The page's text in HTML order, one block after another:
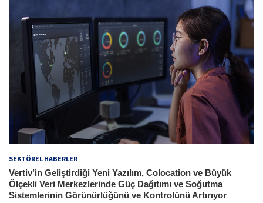
SEKTÖREL HABERLER
Vertiv’in Geliştirdiği Yeni Yazılım, Colocation ve Büyük
Ölçekli Veri Merkezlerinde Güç Dağıtımı ve Soğutma
Sistemlerinin Görünürlüğünü ve Kontrolünü Artırıyor